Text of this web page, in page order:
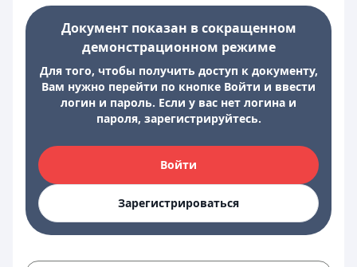
Документ показан в сокращенном
демонстрационном режиме
Для того, чтобы получить доступ к документу,
Вам нужно перейти по кнопке Войти и ввести
логин и пароль. Если у вас нет логина и
пароля, зарегистрируйтесь.
Войти
Зарегистрироваться